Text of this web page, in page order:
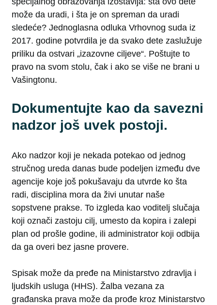
može da uradi, i šta je on spreman da uradi
sledeće? Jednoglasna odluka Vrhovnog suda iz
2017. godine potvrdila je da svako dete zaslužuje
priliku da ostvari „izazovne ciljeve“. Poštujte to
pravo na svom stolu, čak i ako se više ne brani u
Vašingtonu.
Dokumentujte kao da savezni
nadzor još uvek postoji.
Ako nadzor koji je nekada potekao od jednog
stručnog ureda danas bude podeljen između dve
agencije koje još pokušavaju da utvrde ko šta
radi, disciplina mora da živi unutar naše
sopstvene prakse. To izgleda kao voditelj slučaja
koji označi zastoju cilj, umesto da kopira i zalepi
plan od prošle godine, ili administrator koji odbija
da ga overi bez jasne provere.
Spisak može da pređe na Ministarstvo zdravlja i
ljudskih usluga (HHS). Žalba vezana za
građanska prava može da prođe kroz Ministarstvo